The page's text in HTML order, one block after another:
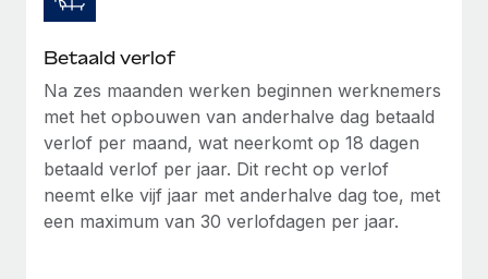
Achtergrondonderzoek
kandidaten
Compliance Watchtower
Blijf compliance-risico's voor
Apparaatbeheer
Lever en track wereldwijd IT-middelen
Support
BLOG
Global Payroll
EOR en PEO
Betaald verlof
Na zes maanden werken beginnen werknemers
met het opbouwen van anderhalve dag betaald
verlof per maand, wat neerkomt op 18 dagen
betaald verlof per jaar. Dit recht op verlof
neemt elke vijf jaar met anderhalve dag toe, met
een maximum van 30 verlofdagen per jaar.